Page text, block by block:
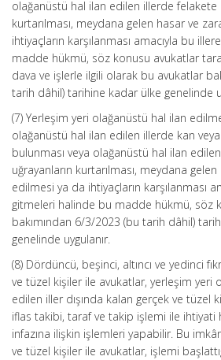
olağanüstü hal ilan edilen illerde felakete
kurtarılması, meydana gelen hasar ve
ihtiyaçların karşılanması amacıyla bu
madde hükmü, söz konusu avukatlar
dava ve işlerle ilgili olarak bu avukatlar
tarih dâhil) tarihine kadar ülke genelinde
(7) Yerleşim yeri olağanüstü hal ilan
olağanüstü hal ilan edilen illerde kan veya
bulunması veya olağanüstü hal ilan
uğrayanların kurtarılması, meydana
edilmesi ya da ihtiyaçların karşılanması
gitmeleri halinde bu madde hükmü, söz
bakımından 6/3/2023 (bu tarih dâhil)
genelinde uygulanır.
(8) Dördüncü, beşinci, altıncı ve yedinci
ve tüzel kişiler ile avukatlar, yerleşim yeri
edilen iller dışında kalan gerçek ve tüzel
iflas takibi, taraf ve takip işlemi ile ihtiyati
infazına ilişkin işlemleri yapabilir. Bu
ve tüzel kişiler ile avukatlar, işlemi